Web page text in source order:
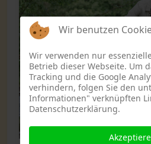
Wir benutzen
Wir verwenden nur
Betrieb dieser Webseite. Um
Tracking und die Google
verhindern, folgen Sie den
Informationen" verknüpften
Datenschutzerklärung.